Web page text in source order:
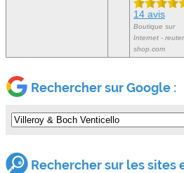
14 avis
Boutique sur
Internet -
shop.com
Rechercher sur Google :
Rechercher sur les sites